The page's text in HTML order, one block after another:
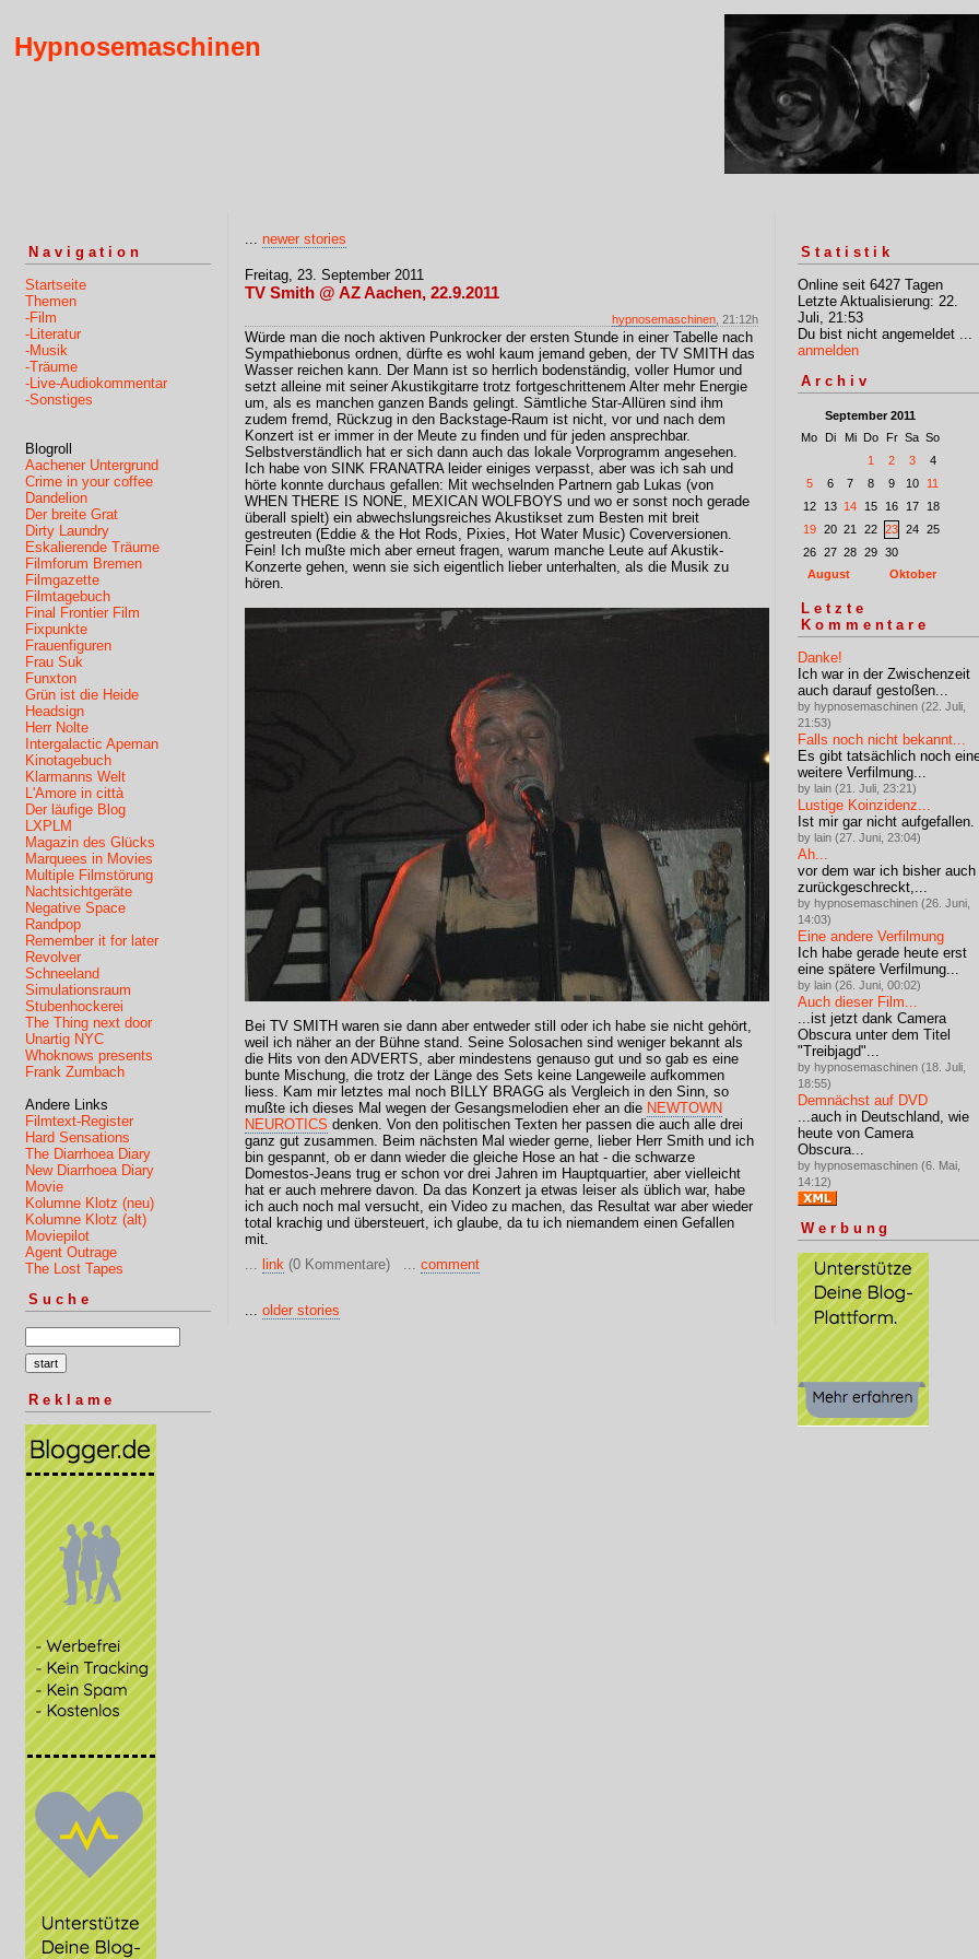
Hypnosemaschinen
Navigation
Startseite
Themen
-Film
-Literatur
-Musik
-Träume
-Live-Audiokommentar
-Sonstiges
Blogroll
Aachener Untergrund
Crime in your coffee
Dandelion
Der breite Grat
Dirty Laundry
Eskalierende Träume
Filmforum Bremen
Filmgazette
Filmtagebuch
Final Frontier Film
Fixpunkte
Frauenfiguren
Frau Suk
Funxton
Grün ist die Heide
Headsign
Herr Nolte
Intergalactic Apeman
Kinotagebuch
Klarmanns Welt
L'Amore in città
Der läufige Blog
LXPLM
Magazin des Glücks
Marquees in Movies
Multiple Filmstörung
Nachtsichtgeräte
Negative Space
Randpop
Remember it for later
Revolver
Schneeland
Simulationsraum
Stubenhockerei
The Thing next door
Unartig NYC
Whoknows presents
Frank Zumbach
Andere Links
Filmtext-Register
Hard Sensations
The Diarrhoea Diary
New Diarrhoea Diary
Movie
Kolumne Klotz (neu)
Kolumne Klotz (alt)
Moviepilot
Agent Outrage
The Lost Tapes
Suche
Reklame
... newer stories
Freitag, 23. September 2011
TV Smith @ AZ Aachen, 22.9.2011
hypnosemaschinen , 21:12h
Würde man die noch aktiven Punkrocker der ersten Stunde in einer Tabelle nach
Sympathiebonus ordnen, dürfte es wohl kaum jemand geben, der TV SMITH das
Wasser reichen kann. Der Mann ist so herrlich bodenständig, voller Humor und
setzt alleine mit seiner Akustikgitarre trotz fortgeschrittenem Alter mehr Energie
um, als es manchen ganzen Bands gelingt. Sämtliche Star-Allüren sind ihm
zudem fremd, Rückzug in den Backstage-Raum ist nicht, vor und nach dem
Konzert ist er immer in der Meute zu finden und für jeden ansprechbar.
Selbstverständlich hat er sich dann auch das lokale Vorprogramm angesehen.
Ich habe von SINK FRANATRA leider einiges verpasst, aber was ich sah und
hörte konnte durchaus gefallen: Mit wechselnden Partnern gab Lukas (von
WHEN THERE IS NONE, MEXICAN WOLFBOYS und wo er sonst noch gerade
überall spielt) ein abwechslungsreiches Akustikset zum Besten mit breit
gestreuten (Eddie & the Hot Rods, Pixies, Hot Water Music) Coverversionen.
Fein! Ich mußte mich aber erneut fragen, warum manche Leute auf Akustik-
Konzerte gehen, wenn sie sich eigentlich lieber unterhalten, als die Musik zu
hören.
Bei TV SMITH waren sie dann aber entweder still oder ich habe sie nicht gehört,
weil ich näher an der Bühne stand. Seine Solosachen sind weniger bekannt als
die Hits von den ADVERTS, aber mindestens genauso gut und so gab es eine
bunte Mischung, die trotz der Länge des Sets keine Langeweile aufkommen
liess. Kam mir letztes mal noch BILLY BRAGG als Vergleich in den Sinn, so
mußte ich dieses Mal wegen der Gesangsmelodien eher an die NEWTOWN
NEUROTICS denken. Von den politischen Texten her passen die auch alle drei
ganz gut zusammen. Beim nächsten Mal wieder gerne, lieber Herr Smith und ich
bin gespannt, ob er dann wieder die gleiche Hose an hat - die schwarze
Domestos-Jeans trug er schon vor drei Jahren im Hauptquartier, aber vielleicht
hat er auch mehrere davon. Da das Konzert ja etwas leiser als üblich war, habe
ich auch noch mal versucht, ein Video zu machen, das Resultat war aber wieder
total krachig und übersteuert, ich glaube, da tu ich niemandem einen Gefallen
mit.
... link (0 Kommentare) ... comment
... older stories
Statistik
Online seit 6427 Tagen
Letzte Aktualisierung: 22.
Juli, 21:53
Du bist nicht angemeldet ...
anmelden
Archiv
September 2011
Mo
Di Mi Do Fr Sa So
1
2 3
4
5
6 7 8 9 10
11
12
13 14 15 16 17
18
19
20 21 22 23 24
25
26
27 28 29 30
August
Oktober
Letzte
Kommentare
Danke!
Ich war in der Zwischenzeit
auch darauf gestoßen...
by hypnosemaschinen (22. Juli,
21:53)
Falls noch nicht bekannt...
Es gibt tatsächlich noch
weitere Verfilmung...
by lain (21. Juli, 23:21)
Lustige Koinzidenz...
Ist mir gar nicht aufgefallen.
by lain (27. Juni, 23:04)
Ah...
vor dem war ich bisher auch
zurückgeschreckt,...
by hypnosemaschinen (26. Juni,
14:03)
Eine andere Verfilmung
Ich habe gerade heute erst
eine spätere Verfilmung...
by lain (26. Juni, 00:02)
Auch dieser Film...
...ist jetzt dank Camera
Obscura unter dem Titel
"Treibjagd"...
by hypnosemaschinen (18. Juli,
18:55)
Demnächst auf DVD
...auch in Deutschland, wie
heute von Camera
Obscura...
by hypnosemaschinen (6. Mai,
14:12)
Werbung